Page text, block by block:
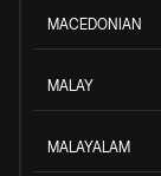
MACEDONIAN
MALAY
MALAYALAM